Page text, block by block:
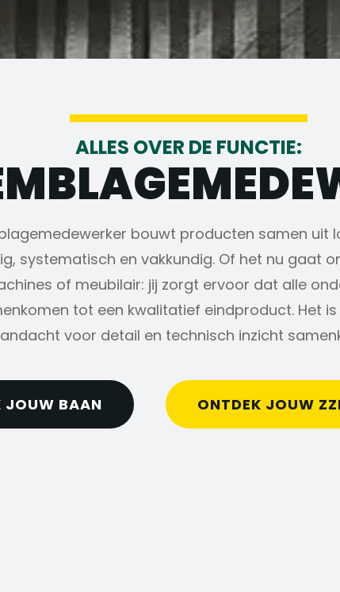
ALLES OVER DE FUNCTIE:
bouwt producten samen uit
systematisch en vakkundig. Of het nu gaat
of meubilair: jij zorgt ervoor dat alle
tot een kwalitatief eindproduct. Het
voor detail en technisch inzicht
JOUW BAAN ONTDEK JOUW